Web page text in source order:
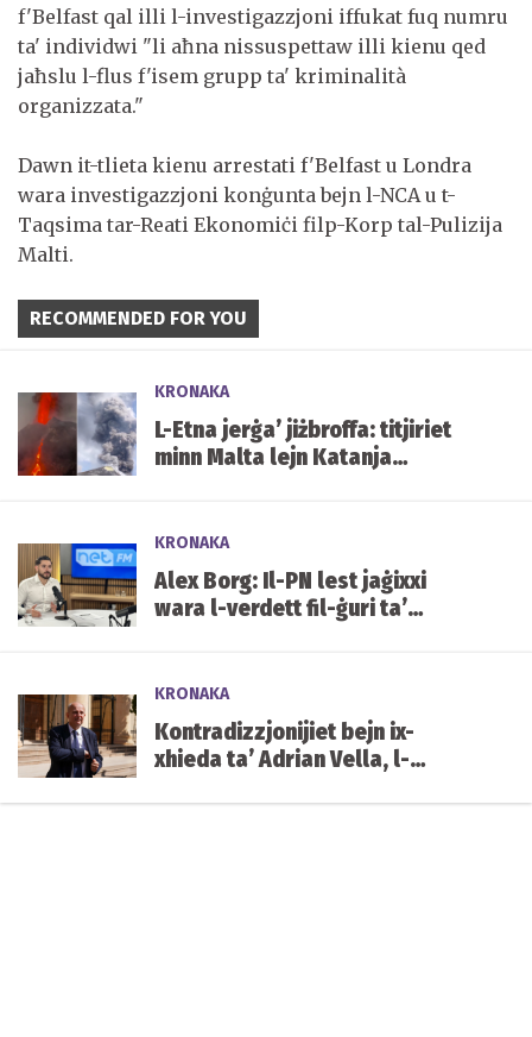
f'Belfast qal illi l-investigazzjoni iffukat fuq numru
ta' individwi "li aħna nissuspettaw illi kienu qed
jaħslu l-flus f'isem grupp ta' kriminalità
organizzata."
Dawn it-tlieta kienu arrestati f'Belfast u Londra
wara investigazzjoni konġunta bejn l-NCA u t-
Taqsima tar-Reati Ekonomiċi filp-Korp tal-Pulizija
Malti.
RECOMMENDED FOR YOU
KRONAKA
L-Etna jerġa’ jiżbroffa: titjiriet
minn Malta lejn Katanja
KRONAKA
Alex Borg: Il-PN lest jaġixxi
wara l-verdett fil-ġuri ta’
KRONAKA
Kontradizzjonijiet bejn ix-
xhieda ta’ Adrian Vella, l-